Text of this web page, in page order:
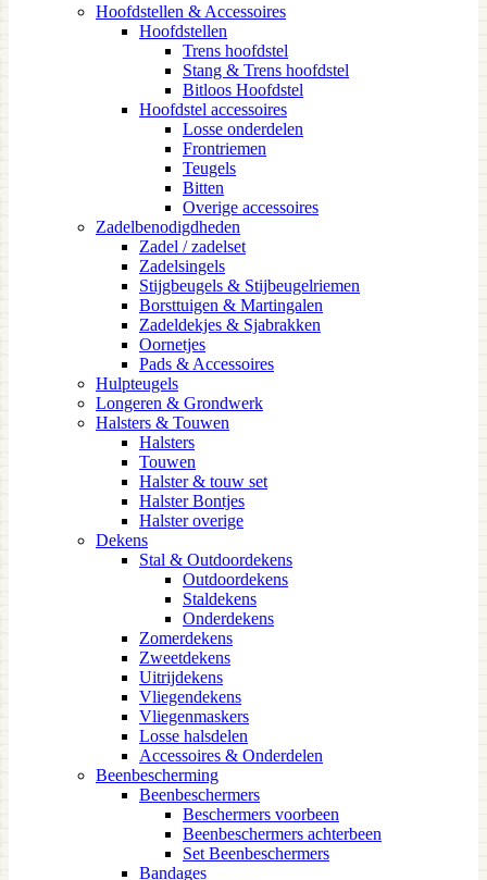
Hoofdstellen & Accessoires
Hoofdstellen
Trens hoofdstel
Stang & Trens hoofdstel
Bitloos Hoofdstel
Hoofdstel accessoires
Losse onderdelen
Frontriemen
Teugels
Bitten
Overige accessoires
Zadelbenodigdheden
Zadel / zadelset
Zadelsingels
Stijgbeugels & Stijbeugelriemen
Borsttuigen & Martingalen
Zadeldekjes & Sjabrakken
Oornetjes
Pads & Accessoires
Hulpteugels
Longeren & Grondwerk
Halsters & Touwen
Halsters
Touwen
Halster & touw set
Halster Bontjes
Halster overige
Dekens
Stal & Outdoordekens
Outdoordekens
Staldekens
Onderdekens
Zomerdekens
Zweetdekens
Uitrijdekens
Vliegendekens
Vliegenmaskers
Losse halsdelen
Accessoires & Onderdelen
Beenbescherming
Beenbeschermers
Beschermers voorbeen
Beenbeschermers achterbeen
Set Beenbeschermers
Bandages